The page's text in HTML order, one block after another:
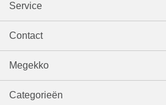
Service
Contact
Megekko
Categorieën